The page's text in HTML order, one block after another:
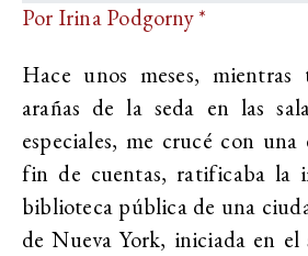
Por Irina Podgorny *
Hace unos meses, mientras
arañas de la seda en las
especiales, me crucé con
fin de cuentas, ratificaba la
biblioteca pública de una
de Nueva York, iniciada en